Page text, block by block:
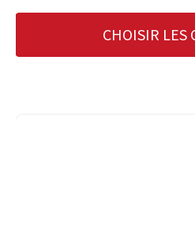
CHOISIR LES